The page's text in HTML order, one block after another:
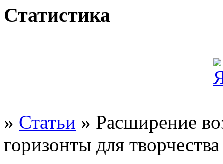
Статистика
» Статьи » Расширение
горизонты для